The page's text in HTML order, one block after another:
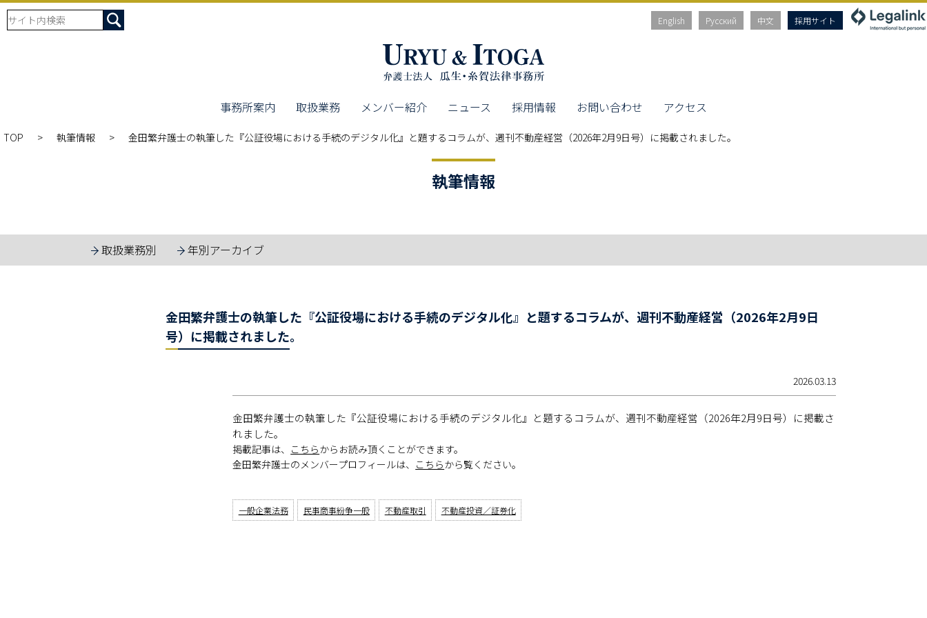
English Русский 中文 採用サイト
事務所案内 取扱業務 メンバー紹介 ニュース 採用情報 お問い合わせ アクセス
TOP 執筆情報 金田繁弁護士の執筆した『公証役場における手続のデジタル化』と題するコラムが、週刊不動産経営（2026年2月9日号）に掲載されました。
執筆情報
取扱業務別 年別アーカイブ
金田繁弁護士の執筆した『公証役場における手続のデジタル化』と題するコラムが、週刊不動産経営（2026年2月9日
号）に掲載されました。
2026.03.13
金田繁弁護士の執筆した『公証役場における手続のデジタル化』と題するコラムが、週刊不動産経営（2026年2月9日号）に掲載さ
れました。
掲載記事は、 こちらからお読み頂くことができます。
金田繁弁護士のメンバープロフィールは、 こちらから覧ください。
一般企業法務 民事商事紛争一般 不動産取引 不動産投資／証券化